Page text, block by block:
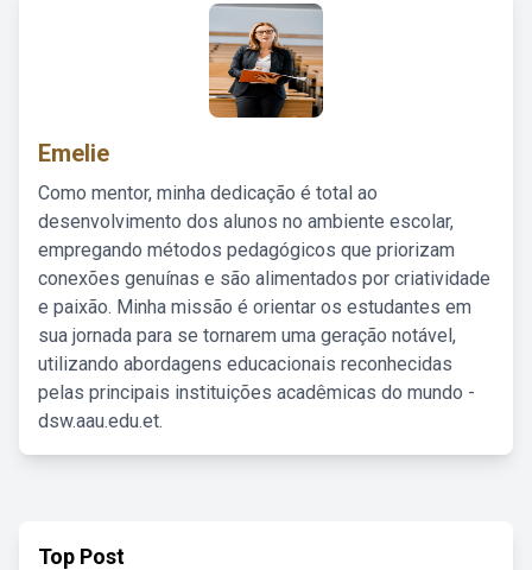
Emelie
Como mentor, minha dedicação é total ao
desenvolvimento dos alunos no ambiente escolar,
empregando métodos pedagógicos que priorizam
conexões genuínas e são alimentados por criatividade
e paixão. Minha missão é orientar os estudantes em
sua jornada para se tornarem uma geração notável,
utilizando abordagens educacionais reconhecidas
pelas principais instituições acadêmicas do mundo -
dsw.aau.edu.et.
Top Post